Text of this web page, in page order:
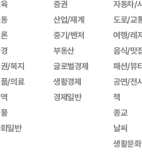
/복지
/의료
일반
증권
산업/재계
중기/벤처
부동산
글로벌경제
생활경제
경제일반
자동차/
도로/교
여행/레
음식/맛
패션/뷰
공연/전
책
종교
날씨
생활문